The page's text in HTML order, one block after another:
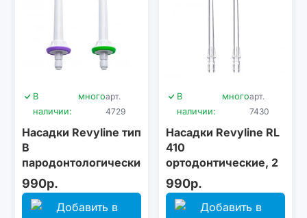
В
наличии:
многоарт.
4729
Насадки Revyline тип
В
пародонтологические,
2 шт.
990р.
В
наличии:
многоарт.
7430
Насадки Revyline RL
410
ортодонтические, 2
шт
990р.